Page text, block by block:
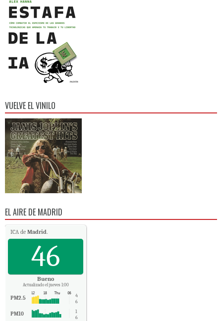
VUELVE EL VINILO
EL AIRE DE MADRID
ICA de Madrid.
46
Bueno
Actualizado el jueves 1:00
PM2.5
4
6
PM10
1
6